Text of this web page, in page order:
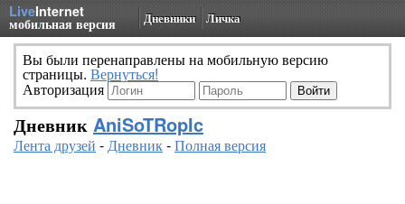
LiveInternet
мобильная версия Дневники Личка
Вы были перенаправлены на мобильную версию
страницы. Вернуться!
Авторизация
Дневник AniSoTRopIc
Лента друзей -Дневник-Полная версия